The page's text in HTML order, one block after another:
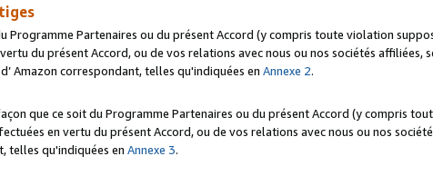
Partenaires ou du présent Accord (y compris toute violation
du présent Accord, ou de vos relations avec nous ou nos sociétés affiliées,
Amazon correspondant, telles qu'indiquées en Annexe 2.
que ce soit du Programme Partenaires ou du présent Accord (y compris
en vertu du présent Accord, ou de vos relations avec nous ou nos
telles qu'indiquées en Annexe 3.